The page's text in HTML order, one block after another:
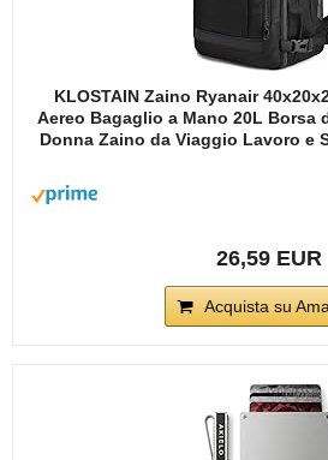
KLOSTAIN Zaino Ryanair
Aereo Bagaglio a Mano 20L Borsa
Donna Zaino da Viaggio Lavoro e
26,59 EUR
Acquista su